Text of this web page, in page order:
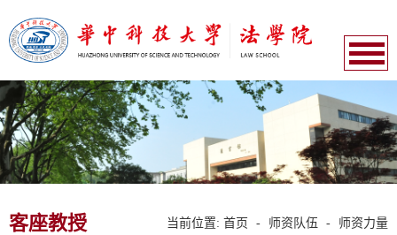
客座教授 当前位置: 首页 - 师资队伍 - 师资力量